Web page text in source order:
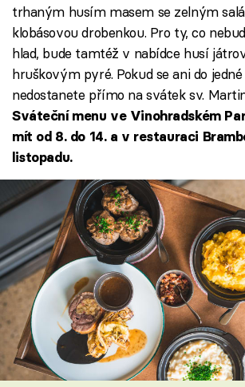
trhaným husím masem se zelným
klobásovou drobenkou. Pro ty, co
hlad, bude tamtéž v nabídce husí
hruškovým pyré. Pokud se ani do
nedostanete přímo na svátek sv.
Sváteční menu ve Vinohradském
mít od 8. do 14. a v restauraci
listopadu.